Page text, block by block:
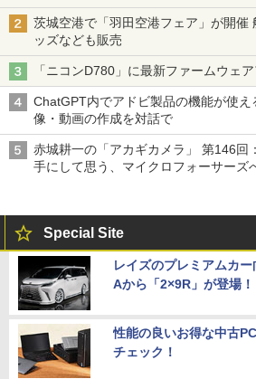
茨城空港で「羽田空港フェア」が開催
ッズなども販売
「ニコンD780」に最新ファームウェ
ChatGPT内でアドビ製品の機能が使
像・動画の作成を対話で
赤城耕一の「アカギカメラ」 第146回
手にして思う、マイクロフォーサー
Special Site
レイズのプレミアムカ
Aから「2×9R」が登場！
性能の良いお得な中古
チェック！